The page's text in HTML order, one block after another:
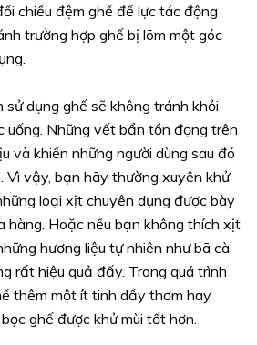
chiều đệm ghế để lực tác động
trường hợp ghế bị lõm một góc
sử dụng ghế sẽ không tránh khỏi
uống. Những vết bẩn tồn đọng trên
và khiến những người dùng sau đó
Vì vậy, bạn hãy thường xuyên khử
loại xịt chuyên dụng được bày
hàng. Hoặc nếu bạn không thích xịt
hương liệu tự nhiên như bã cà
rất hiệu quả đấy. Trong quá trình
thêm một ít tinh dầy thơm hay
ghế được khử mùi tốt hơn.